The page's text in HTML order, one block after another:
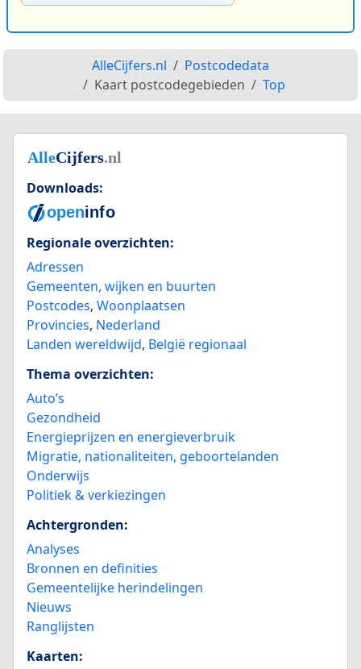
AlleCijfers.nl
Postcodedata
Kaart postcodegebieden
Top
Downloads:
Regionale overzichten:
Adressen
Gemeenten, wijken en buurten
Postcodes, Woonplaatsen
Provincies, Nederland
Landen wereldwijd, België regionaal
Thema overzichten:
Auto’s
Gezondheid
Energieprijzen en energieverbruik
Migratie, nationaliteiten, geboortelanden
Onderwijs
Politiek & verkiezingen
Achtergronden:
Analyses
Bronnen en definities
Gemeentelijke herindelingen
Nieuws
Ranglijsten
Kaarten: